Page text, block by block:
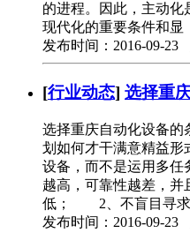
的进程。因此，主动化
现代化的重要条件和显
发布时间：2016-09-23
[行业动态] 选择重
选择重庆自动化设备
划如何才干满意精益
设备，而不是运用多任
越高，可靠性越差，并
低； 2、不盲目寻求
发布时间：2016-09-23